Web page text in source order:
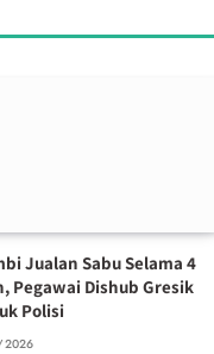
Jualan Sabu Selama 4
Pegawai Dishub Gresik
Polisi